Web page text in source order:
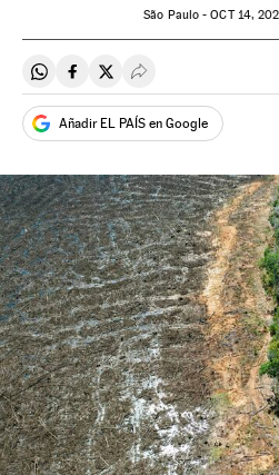
São Paulo -OCT14,
Compartir en Whatsapp
Compartir en Facebook
Compartir en Twitter
Desplegar Redes
Añadir EL PAÍS en Google